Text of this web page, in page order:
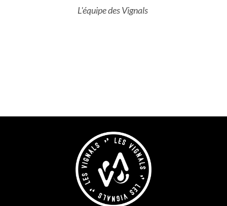
L'équipe des Vignals